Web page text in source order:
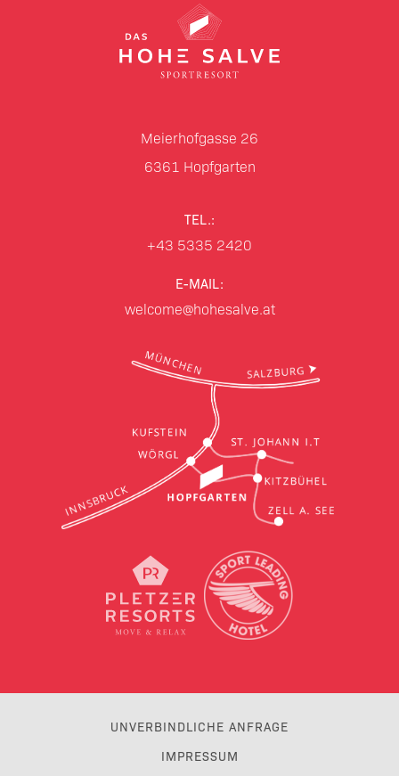
Meierhofgasse 26
6361 Hopfgarten
TEL.:
+43 5335 2420
E-MAIL:
welcome@hohesalve.at
UNVERBINDLICHE ANFRAGE
IMPRESSUM